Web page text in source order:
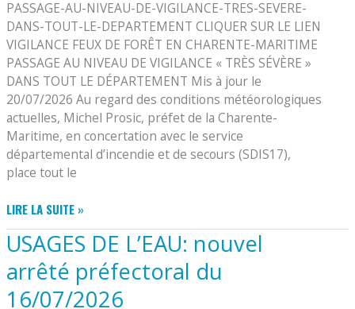
À
COMPTER
DU
23
/07/2026
PAR
ARRÊTÉ
PRÉFECTORAL
PASSAGE-AU-NIVEAU-DE-VIGILANCE-TRES-SEVERE-
DANS-TOUT-LE-DEPARTEMENT CLIQUER SUR LE LIEN
VIGILANCE FEUX DE FORÊT EN CHARENTE-MARITIME
PASSAGE AU NIVEAU DE VIGILANCE « TRÈS SÉVÈRE »
DANS TOUT LE DÉPARTEMENT Mis à jour le
20/07/2026 Au regard des conditions météorologiques
actuelles, Michel Prosic, préfet de la Charente-
Maritime, en concertation avec le service
départemental d’incendie et de secours (SDIS17),
place tout le
VIGILANCE
FEUX
DE
FORÊT/
MISE
À
LIRE LA SUITE »
USAGES DE L’EAU: nouvel
arrêté préfectoral du
16/07/2026